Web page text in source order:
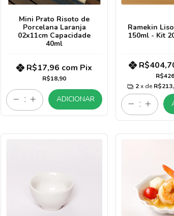
Mini Prato Risoto de
Porcelana Laranja
02x11cm Capacidade
40ml
R$18,90
R$17,96 com Pix
ADICIONAR
Ramekin
150ml - Kit
2 x de